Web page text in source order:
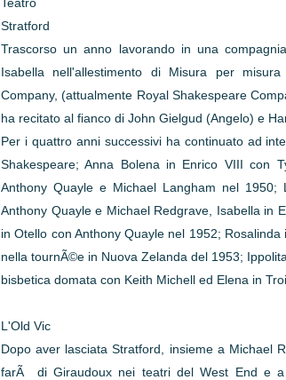
Stratford
Trascorso un anno lavorando in una
Isabella nell'allestimento di Misura per
Company, (attualmente Royal Shakespeare
ha recitato al fianco di John Gielgud (Angelo) e
Per i quattro anni successivi ha continuato ad
Shakespeare; Anna Bolena in Enrico VIII con
Anthony Quayle e Michael Langham nel
Anthony Quayle e Michael Redgrave, Isabella in
in Otello con Anthony Quayle nel 1952;
nella tournÃ©e in Nuova Zelanda del 1953;
bisbetica domata con Keith Michell ed Elena in
L'Old Vic
Dopo aver lasciata Stratford, insieme a Michael
farÃ di Giraudoux nei teatri del West End e